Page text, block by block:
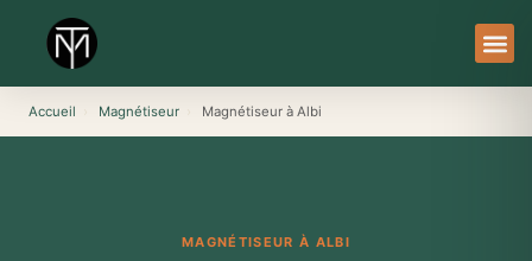
contenu
Accueil Magnétiseur Magnétiseur à Albi
MAGNÉTISEUR À ALBI